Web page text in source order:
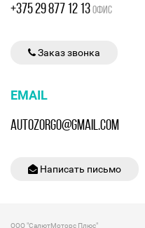
+375 29 877 12 13ОФИС
Заказ звонка
EMAIL
AUTOZORGO@GMAIL.COM
Написать письмо
ООО "СалютМоторс Плюс"